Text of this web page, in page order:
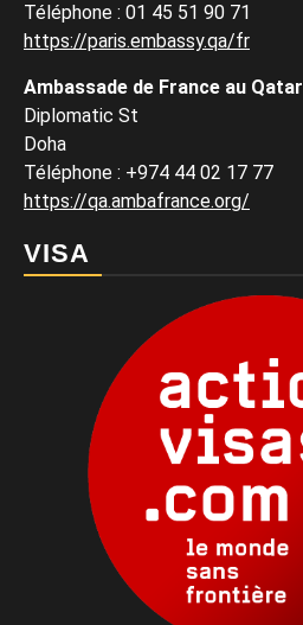
Téléphone : 01 45 51 90 71
https://paris.embassy.qa/fr
Ambassade de France au Qatar
Diplomatic St
Doha
Téléphone : +974 44 02 17 77
https://qa.ambafrance.org/
VISA